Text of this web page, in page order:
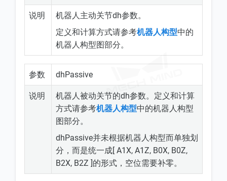
说明
机器人主动关节dh参数。
定义和计算方式请参考机器人构型中的
机器人构型图部分。
参数 dhPassive
说明
机器人被动关节的dh参数。定义和计算
方式请参考机器人构型中的机器人构型
图部分。
dhPassive并未根据机器人构型而单独划
分，而是统一成[ A1X, A1Z, B0X, B0Z,
B2X, B2Z ]的形式，空位需要补零。